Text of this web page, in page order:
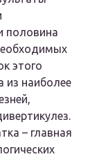
половина
этого
из наиболее
– главная